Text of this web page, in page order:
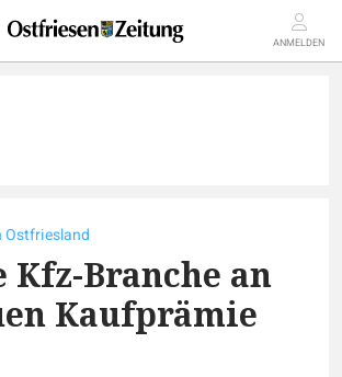
ANMELDEN
Ostfriesland
Kfz-Branche an
Kaufprämie